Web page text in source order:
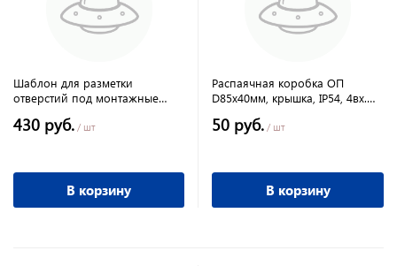
Шаблон для разметки
отверстий под монтажные
430 руб. / шт
В корзину
Распаячная коробка ОП
D85х40мм, крышка, IP54, 4вх.
50 руб. / шт
В корзину